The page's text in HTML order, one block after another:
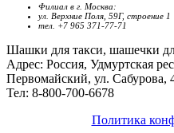
Филиал в г. Москва:
ул. Верхние Поля, 59Г, строение 1
тел. +7 965 371-77-71
Шашки для такси, шашечки
Адрес: Россия, Удмуртская
Первомайский, ул. Сабурова,
Тел: 8-800-700-6678
Политика